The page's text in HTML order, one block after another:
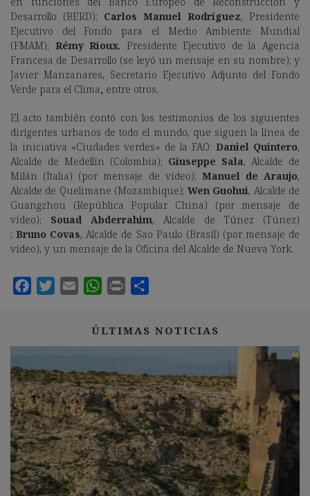
Desarrollo (BERD); Carlos Manuel Rodríguez, Presidente
Ejecutivo del Fondo para el Medio Ambiente Mundial
(FMAM); Rémy Rioux, Presidente Ejecutivo de la Agencia
Francesa de Desarrollo (se leyó un mensaje en su nombre); y
Javier Manzanares, Secretario Ejecutivo Adjunto del Fondo
Verde para el Clima, entre otros.
El acto también contó con los testimonios de los siguientes
dirigentes urbanos de todo el mundo, que siguen la línea de
la iniciativa «Ciudades verdes» de la FAO: Daniel Quintero,
Alcalde de Medellín (Colombia); Giuseppe Sala, Alcalde de
Milán (Italia) (por mensaje de vídeo); Manuel de Araujo,
Alcalde de Quelimane (Mozambique);Wen Guohui, Alcalde de
Guangzhou (República Popular China) (por mensaje de
vídeo); Souad Abderrahim, Alcalde de Túnez (Túnez)
;Bruno Covas, Alcalde de Sao Paulo (Brasil) (por mensaje de
vídeo), y un mensaje de la Oficina del Alcalde de Nueva York.
ÚLTIMAS NOTICIAS